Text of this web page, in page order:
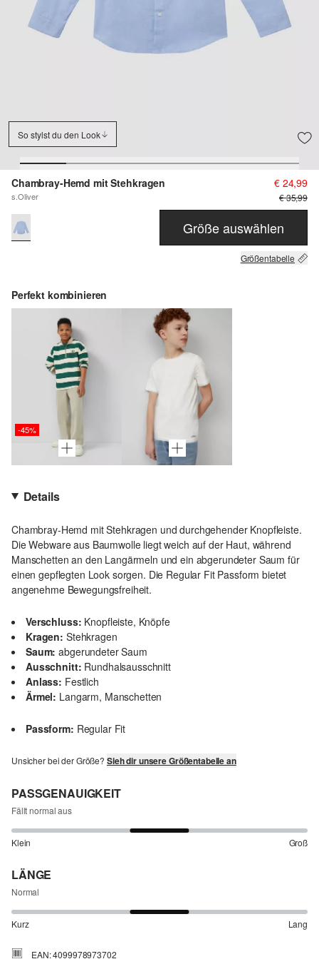
So stylst du den Look
Chambray-Hemd mit Stehkragen
s.Oliver
€ 24,99
€ 35,99
Größe auswählen
Größentabelle
Perfekt kombinieren
-45%
Details
Chambray-Hemd mit Stehkragen und durchgehender Knopfleiste.
Die Webware aus Baumwolle liegt weich auf der Haut, während
Manschetten an den Langärmeln und ein abgerundeter Saum für
einen gepflegten Look sorgen. Die Regular Fit Passform bietet
angenehme Bewegungsfreiheit.
Verschluss: Knopfleiste, Knöpfe
Kragen: Stehkragen
Saum: abgerundeter Saum
Ausschnitt: Rundhalsausschnitt
Anlass: Festlich
Ärmel: Langarm, Manschetten
Passform: Regular Fit
Unsicher bei der Größe? Sieh dir unsere Größentabelle an
PASSGENAUIGKEIT
Fällt normal aus
Klein Groß
LÄNGE
Normal
Kurz Lang
EAN: 4099978973702